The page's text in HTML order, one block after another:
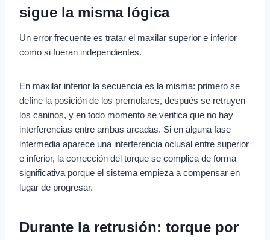
sigue la misma lógica
Un error frecuente es tratar el maxilar superior e inferior
como si fueran independientes.
En maxilar inferior la secuencia es la misma: primero se
define la posición de los premolares, después se retruyen
los caninos, y en todo momento se verifica que no hay
interferencias entre ambas arcadas. Si en alguna fase
intermedia aparece una interferencia oclusal entre superior
e inferior, la corrección del torque se complica de forma
significativa porque el sistema empieza a compensar en
lugar de progresar.
Durante la retrusión: torque por